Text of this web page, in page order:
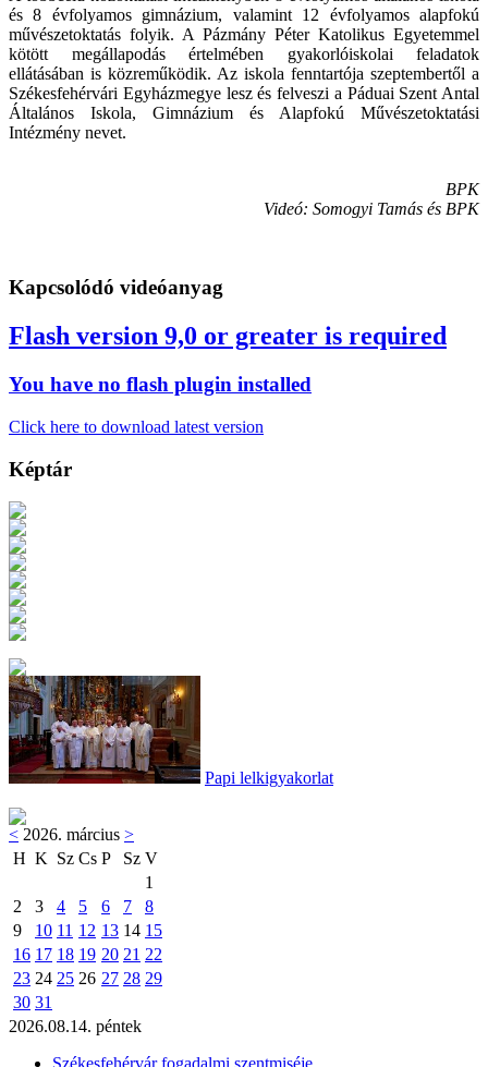
és 8 évfolyamos gimnázium, valamint 12 évfolyamos alapfokú
művészetoktatás folyik. A Pázmány Péter Katolikus Egyetemmel
kötött megállapodás értelmében gyakorlóiskolai feladatok
ellátásában is közreműködik. Az iskola fenntartója szeptembertől a
Székesfehérvári Egyházmegye lesz és felveszi a Páduai Szent Antal
Általános Iskola, Gimnázium és Alapfokú Művészetoktatási
Intézmény nevet.
BPK
Videó: Somogyi Tamás és BPK
Kapcsolódó videóanyag
Flash version 9,0 or greater is required
You have no flash plugin installed
Click here to download latest version
Képtár
Papi lelkigyakorlat
< 2026. március >
H K Sz Cs P Sz V
1
2
3 4 5 6 7
8
9
10 11 12 13 14 15
16 17 18 19 20 21 22
23 24 25 26 27 28 29
30 31
2026.08.14. péntek